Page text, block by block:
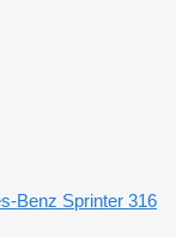
Benz Sprinter 316